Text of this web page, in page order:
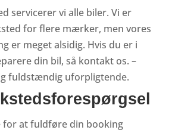
servicerer vi alle biler. Vi er
for flere mærker, men vores
er meget alsidig. Hvis du er i
din bil, så kontakt os. –
fuldstændig uforpligtende.
for at fuldføre din booking